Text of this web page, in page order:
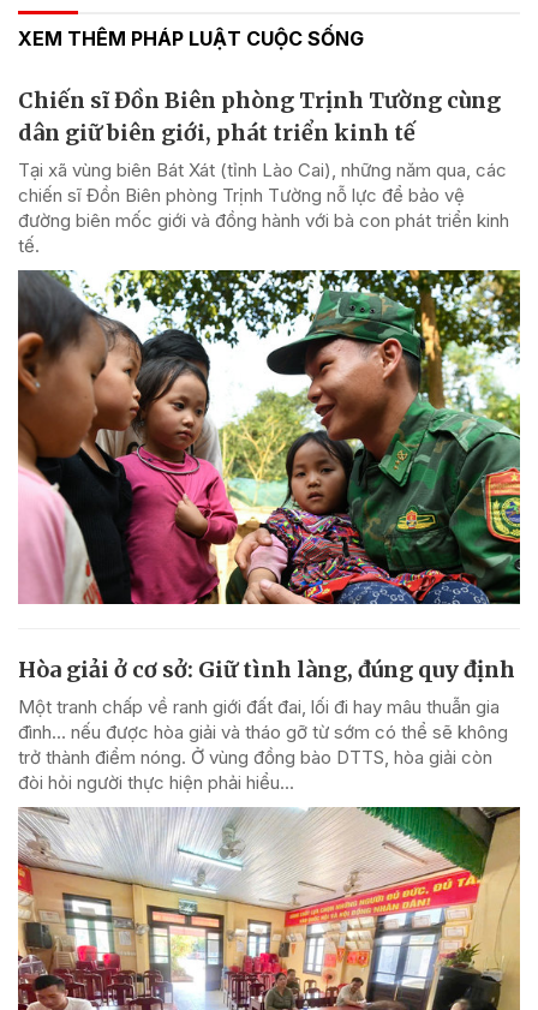
XEM THÊM PHÁP LUẬT CUỘC SỐNG
Chiến sĩ Đồn Biên phòng Trịnh Tường cùng
dân giữ biên giới, phát triển kinh tế
Tại xã vùng biên Bát Xát (tỉnh Lào Cai), những năm qua, các
chiến sĩ Đồn Biên phòng Trịnh Tường nỗ lực để bảo vệ
đường biên mốc giới và đồng hành với bà con phát triển kinh
tế.
Hòa giải ở cơ sở: Giữ tình làng, đúng quy định
Một tranh chấp về ranh giới đất đai, lối đi hay mâu thuẫn gia
đình... nếu được hòa giải và tháo gỡ từ sớm có thể sẽ không
trở thành điểm nóng. Ở vùng đồng bào DTTS, hòa giải còn
đòi hỏi người thực hiện phải hiểu...